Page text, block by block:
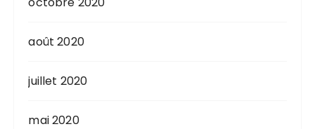
août 2020
juillet 2020
mai 2020